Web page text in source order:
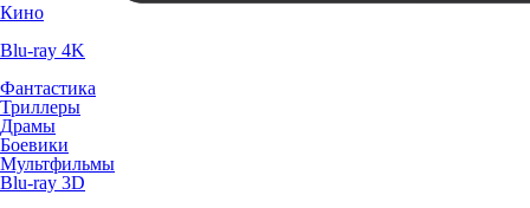
Кино
Blu-ray 4K
Фантастика
Триллеры
Драмы
Боевики
Мультфильмы
Blu-ray 3D